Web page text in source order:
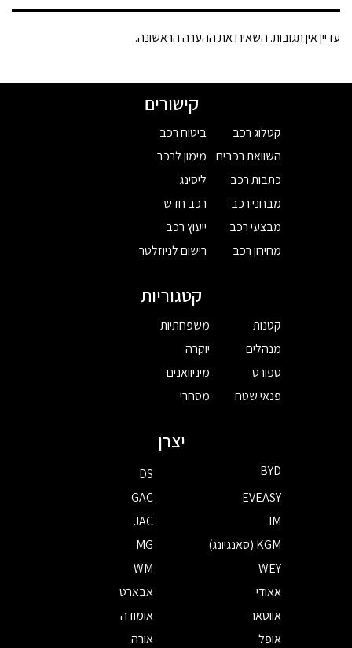
עדיין אין תגובות. השאירו את ההערה הראשונה.
קישורים
קטלוג רכב
השוואת רכבים
כתבות רכב
מבחני רכב
מבצעי רכב
מחירון רכב
ביטוח רכב
מימון לרכב
ליסינג
רכב חדש
ייעוץ רכב
רישום לניוזלטר
קטגוריות
קטנות
מנהלים
ספורט
פנאי שטח
משפחתיות
יוקרה
מיניוואנים
מסחרי
יצרן
BYD
DS
EVEASY
GAC
IM
JAC
KGM (סאנגיונג)
MG
WEY
WM
אאודי
אבארט
אווטאר
אומודה
אופל
אורה